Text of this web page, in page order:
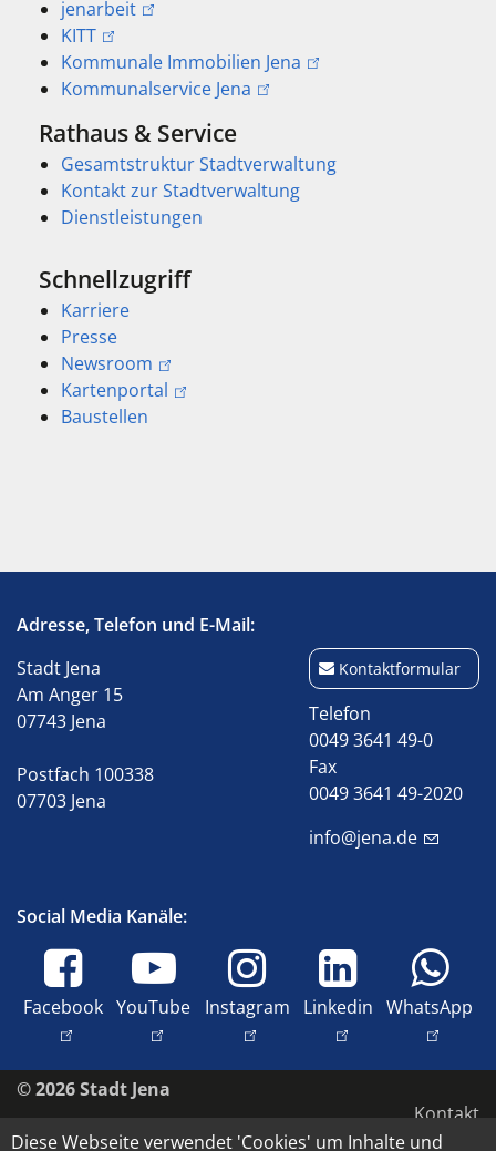
jenarbeit
KITT
Kommunale Immobilien Jena
Kommunalservice Jena
Rathaus & Service
Gesamtstruktur Stadtverwaltung
Kontakt zur Stadtverwaltung
Dienstleistungen
Schnellzugriff
Karriere
Presse
Newsroom
Kartenportal
Baustellen
Adresse, Telefon und E-Mail:
Stadt Jena
Am Anger 15
07743 Jena
Postfach 100338
07703 Jena
Kontaktformular
Telefon
0049 3641 49-0
Fax
0049 3641 49-2020
info@jena.de
Social Media Kanäle:
Facebook YouTube Instagram Linkedin WhatsApp
© 2026 Stadt Jena
Kontakt
Impressum
Diese Webseite verwendet 'Cookies' um Inhalte und